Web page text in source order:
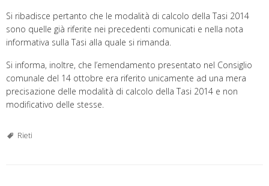
Si ribadisce pertanto che le modalità di calcolo della Tasi 2014
sono quelle già riferite nei precedenti comunicati e nella nota
informativa sulla Tasi alla quale si rimanda.
Si informa, inoltre, che l’emendamento presentato nel Consiglio
comunale del 14 ottobre era riferito unicamente ad una mera
precisazione delle modalità di calcolo della Tasi 2014 e non
modificativo delle stesse.
Rieti